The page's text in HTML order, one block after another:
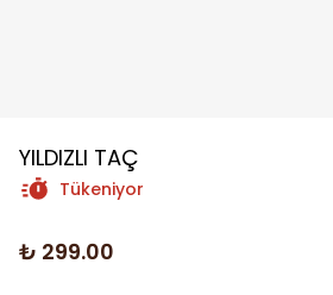
YILDIZLI TAÇ
Tükeniyor
₺ 299.00